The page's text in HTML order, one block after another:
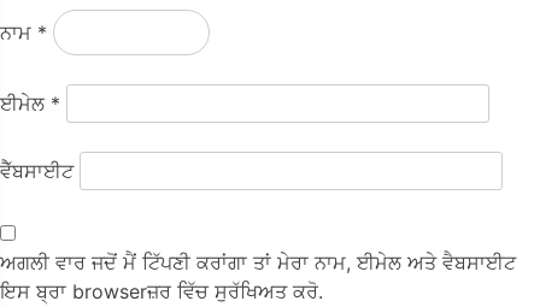
ਨਾਮ *
ਈਮੇਲ *
ਵੈੱਬਸਾਈਟ
ਅਗਲੀ ਵਾਰ ਜਦੋਂ ਮੈਂ ਟਿੱਪਣੀ ਕਰਾਂਗਾ ਤਾਂ ਮੇਰਾ ਨਾਮ, ਈਮੇਲ ਅਤੇ ਵੈਬਸਾਈਟ
ਇਸ ਬ੍ਰਾ browserਜ਼ਰ ਵਿੱਚ ਸੁਰੱਖਿਅਤ ਕਰੋ.